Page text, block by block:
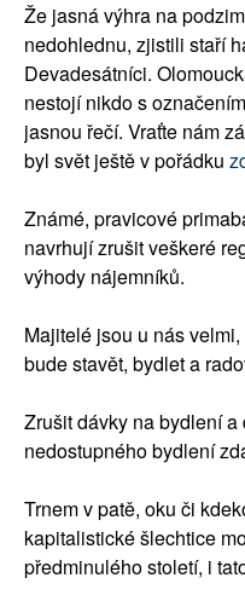
Že jasná výhra na
nedohlednu, zjistili staří
Devadesátníci.
nestojí nikdo s
jasnou řečí. Vraťte nám
byl svět ještě v pořádku
Známé, pravicové
navrhují zrušit veškeré
výhody nájemníků.
Majitelé jsou u nás
bude stavět, bydlet a
Zrušit dávky na bydlení
nedostupného bydlení
Trnem v patě, oku či
kapitalistické šlechtice
předminulého století, i